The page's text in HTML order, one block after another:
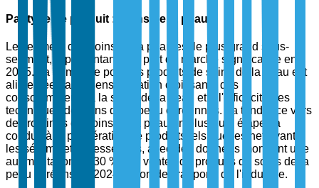
Par type de produit : Soins de la peau
Le segment des soins de la peau est le plus grand sous-
segment, représentant une part de marché significative en
2025. La demande pour les produits de soins de la peau est
alimentée par la sensibilisation croissante des
consommateurs à la santé de la peau et à l'efficacité des
techniques de soins de la peau coréennes. La tendance vers
des routines de soins de la peau en plusieurs étapes a
conduit à la prolifération de produits tels que les nettoyants,
les sérums et les essences, avec des données montrant une
augmentation de 30 % des ventes de produits de soins de la
peau coréens en 2024, selon des rapports de l'industrie.